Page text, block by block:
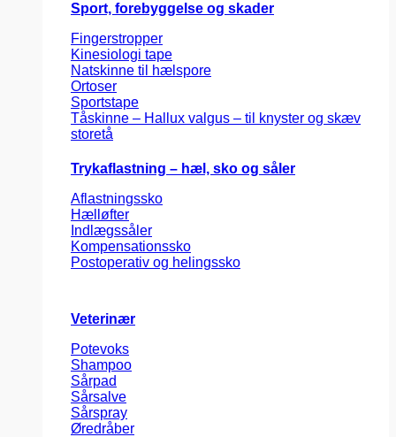
Sport, forebyggelse og skader
Fingerstropper
Kinesiologi tape
Natskinne til hælspore
Ortoser
Sportstape
Tåskinne – Hallux valgus – til knyster og skæv
storetå
Trykaflastning – hæl, sko og såler
Aflastningssko
Hælløfter
Indlægssåler
Kompensationssko
Postoperativ og helingssko
Veterinær
Potevoks
Shampoo
Sårpad
Sårsalve
Sårspray
Øredråber